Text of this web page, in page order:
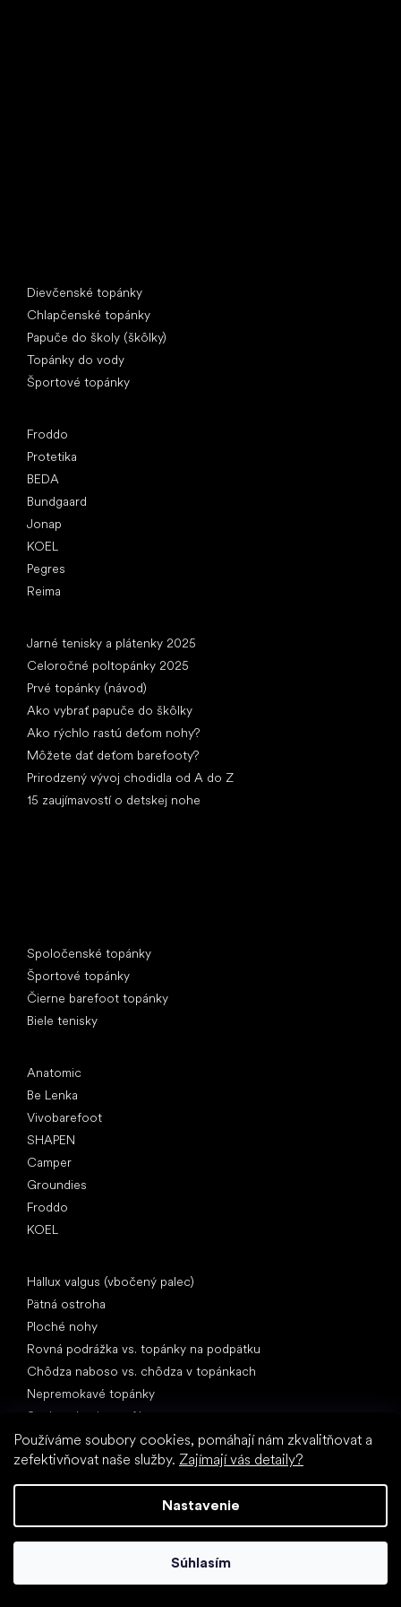
Používáme soubory cookies, pomáhají nám zkvalitňovat a
zefektivňovat naše služby. Zajímají vás detaily?
Nastavenie
Súhlasím
Dievčenské topánky
Chlapčenské topánky
Papuče do školy (škôlky)
Topánky do vody
Športové topánky
Froddo
Protetika
BEDA
Bundgaard
Jonap
KOEL
Pegres
Reima
Jarné tenisky a plátenky 2025
Celoročné poltopánky 2025
Prvé topánky (návod)
Ako vybrať papuče do škôlky
Ako rýchlo rastú deťom nohy?
Môžete dať deťom barefooty?
Prirodzený vývoj chodidla od A do Z
15 zaujímavostí o detskej nohe
Spoločenské topánky
Športové topánky
Čierne barefoot topánky
Biele tenisky
Anatomic
Be Lenka
Vivobarefoot
SHAPEN
Camper
Groundies
Froddo
KOEL
Hallux valgus (vbočený palec)
Pätná ostroha
Ploché nohy
Rovná podrážka vs. topánky na podpätku
Chôdza naboso vs. chôdza v topánkach
Nepremokavé topánky
Správna hygiena nôh
Barefoot topánky zrozumiteľne